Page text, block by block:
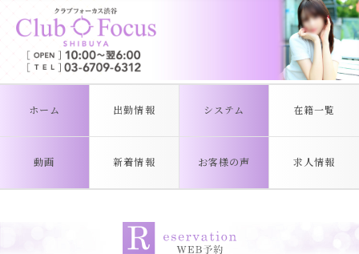
ホーム 出勤情報 システム 在籍一覧
動画 新着情報 お客様の声 求人情報